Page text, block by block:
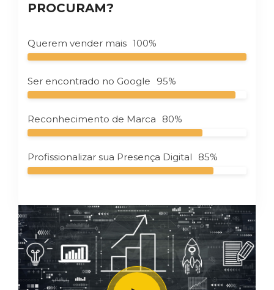
PROCURAM?
Querem vender mais 100%
Ser encontrado no Google 95%
Reconhecimento de Marca 80%
Profissionalizar sua Presença Digital 85%